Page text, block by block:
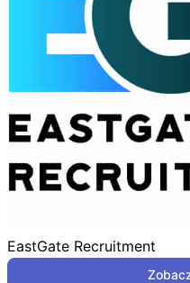
EastGate Recruitment